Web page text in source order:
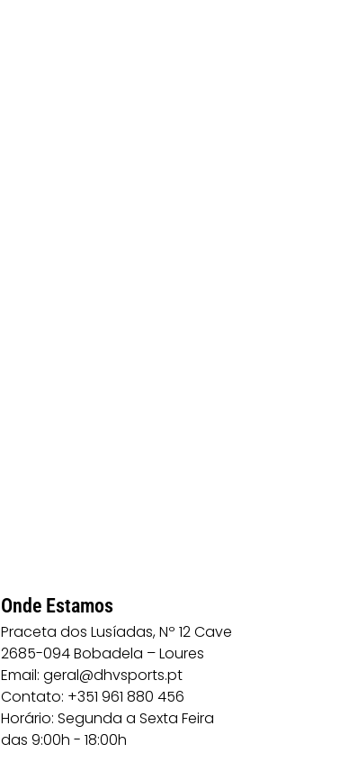
Onde Estamos
Praceta dos Lusíadas, Nº 12 Cave
2685-094 Bobadela – Loures
Email: geral@dhvsports.pt
Contato: +351 961 880 456
Horário: Segunda a Sexta Feira
das 9:00h - 18:00h